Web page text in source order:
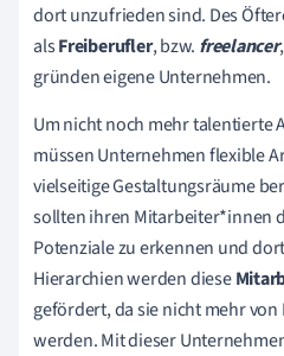
dort unzufrieden sind. Des
alsFreiberufler, bzw. freelancer
gründen eigene Unternehmen.
Um nicht noch mehr talentierte
müssen Unternehmen flexible
vielseitige Gestaltungsräume
sollten ihren Mitarbeiter*innen
Potenziale zu erkennen und
Hierarchien werden diese
gefördert, da sie nicht mehr
werden. Mit dieser